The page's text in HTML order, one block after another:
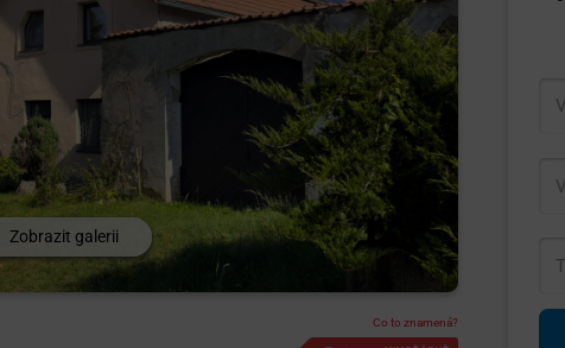
Zobrazit galerii
Co to znamená?